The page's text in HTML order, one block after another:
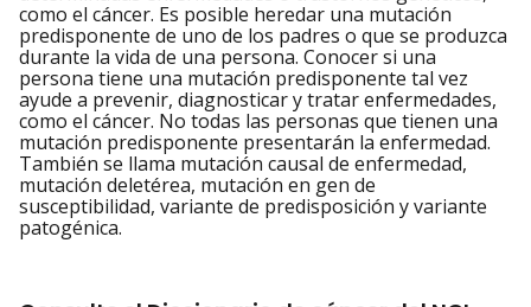
como el cáncer. Es posible heredar una mutación
predisponente de uno de los padres o que se produzca
durante la vida de una persona. Conocer si una
persona tiene una mutación predisponente tal vez
ayude a prevenir, diagnosticar y tratar enfermedades,
como el cáncer. No todas las personas que tienen una
mutación predisponente presentarán la enfermedad.
También se llama mutación causal de enfermedad,
mutación deletérea, mutación en gen de
susceptibilidad, variante de predisposición y variante
patogénica.